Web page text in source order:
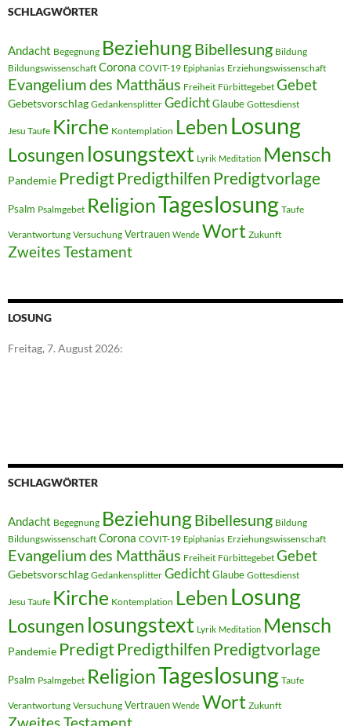
SCHLAGWÖRTER
Andacht Begegnung BeziehungBibellesung Bildung
Bildungswissenschaft Corona COVIT-19 Epiphanias Erziehungswissenschaft
Evangelium des Matthäus Freiheit Fürbittegebet Gebet
Gebetsvorschlag Gedankensplitter GedichtGlaube Gottesdienst
Jesu Taufe Kirche Kontemplation Leben Losung
Losungen losungstext Lyrik Meditation Mensch
Pandemie Predigt Predigthilfen Predigtvorlage
Psalm Psalmgebet ReligionTageslosung Taufe
Verantwortung Versuchung Vertrauen Wende Wort Zukunft
Zweites Testament
LOSUNG
Freitag, 7. August 2026:
SCHLAGWÖRTER
Andacht Begegnung BeziehungBibellesung Bildung
Bildungswissenschaft Corona COVIT-19 Epiphanias Erziehungswissenschaft
Evangelium des Matthäus Freiheit Fürbittegebet Gebet
Gebetsvorschlag Gedankensplitter GedichtGlaube Gottesdienst
Jesu Taufe Kirche Kontemplation Leben Losung
Losungen losungstext Lyrik Meditation Mensch
Pandemie Predigt Predigthilfen Predigtvorlage
Psalm Psalmgebet ReligionTageslosung Taufe
Verantwortung Versuchung Vertrauen Wende Wort Zukunft